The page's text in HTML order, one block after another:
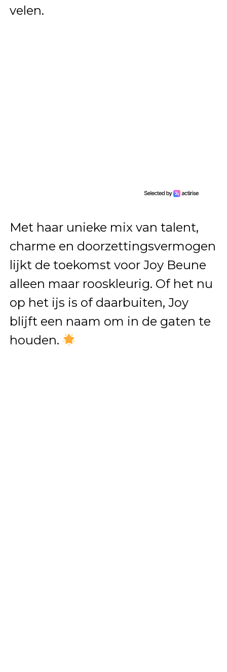
velen.
Met haar unieke mix van talent,
charme en doorzettingsvermogen
lijkt de toekomst voor Joy Beune
alleen maar rooskleurig. Of het nu
op het ijs is of daarbuiten, Joy
blijft een naam om in de gaten te
houden.